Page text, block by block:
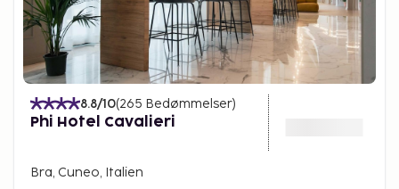
8.8/10(265 Bedømmelser)
Phi Hotel Cavalieri
Bra, Cuneo, Italien